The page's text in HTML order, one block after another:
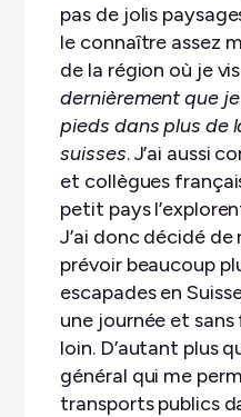
pas de jolis
le connaître assez
de la région où je
dernièrement que
pieds dans plus de
suisses. J’ai aussi
et collègues
petit pays
J’ai donc décidé
prévoir beaucoup
escapades en
une journée et
loin. D’autant plus
général qui me
transports publics